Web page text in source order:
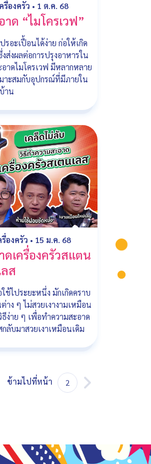
รื่องครัว • 1 ต.ค. 68
ด “ไมโครเวฟ”
รอะเปื้อนได้ง่าย ก่อให้เกิด
ส่งผลต่อการปรุงอาหารใน
าดไมโครเวฟ มีหลากหลาย
าะสมกับอุปกรณ์ที่มีภายใน
บ้าน
องครัว • 15 ม.ค. 68
เครื่องครัวสแตน
ลส
ช้ไประยะหนึ่ง มักเกิดคราบ
ง ๆ ไม่สวยเงางามเหมือน
ง่าย ๆ เพื่อทำความสะอาด
ลับมาสวยเงาเหมือนเดิม
ข้ามไปที่หน้า